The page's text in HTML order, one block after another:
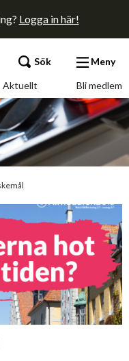
Logga in här!
Aktuellt Bli medlem
Sök Meny